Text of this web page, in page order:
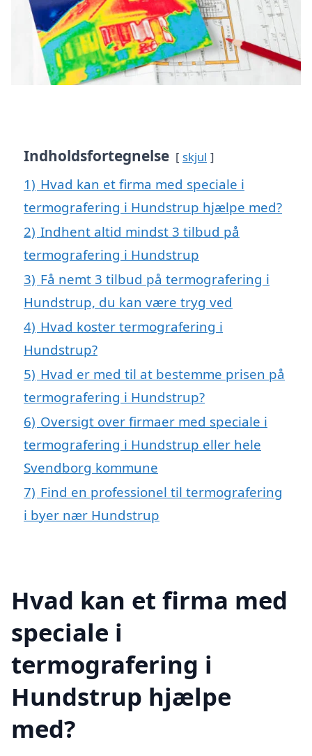
Indholdsfortegnelse skjul
1) Hvad kan et firma med speciale i
termografering i Hundstrup hjælpe med?
2) Indhent altid mindst 3 tilbud på
termografering i Hundstrup
3) Få nemt 3 tilbud på termografering i
Hundstrup, du kan være tryg ved
4) Hvad koster termografering i
Hundstrup?
5) Hvad er med til at bestemme prisen på
termografering i Hundstrup?
6) Oversigt over firmaer med speciale i
termografering i Hundstrup eller hele
Svendborg kommune
7) Find en professionel til termografering
i byer nær Hundstrup
Hvad kan et firma med
speciale i
termografering i
Hundstrup hjælpe
med?